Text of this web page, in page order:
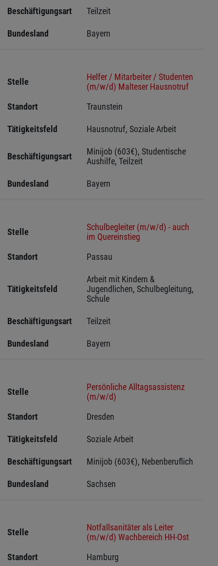
Beschäftigungsart Teilzeit
Bundesland Bayern
Stelle
Helfer / Mitarbeiter / Studenten
(m/w/d) Malteser Hausnotruf
Standort
Traunstein
Tätigkeitsfeld Hausnotruf, Soziale Arbeit
Beschäftigungsart
Minijob (603€), Studentische
Aushilfe, Teilzeit
Bundesland Bayern
Stelle
Schulbegleiter (m/w/d) - auch
im Quereinstieg
Standort
Passau
Tätigkeitsfeld
Arbeit mit Kindern &
Jugendlichen, Schulbegleitung,
Schule
Beschäftigungsart Teilzeit
Bundesland Bayern
Stelle
Persönliche Alltagsassistenz
(m/w/d)
Standort
Dresden
Tätigkeitsfeld Soziale Arbeit
Beschäftigungsart Minijob (603€), Nebenberuflich
Bundesland Sachsen
Stelle
Notfallsanitäter als Leiter
(m/w/d) Wachbereich HH-Ost
Standort
Hamburg